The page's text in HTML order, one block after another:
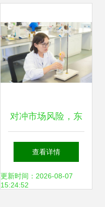
对冲市场风险，东
辰瑞森新材料 向内
挖潜提质效，向外
查看详情
更新时间：2026-08-07
15:24:52